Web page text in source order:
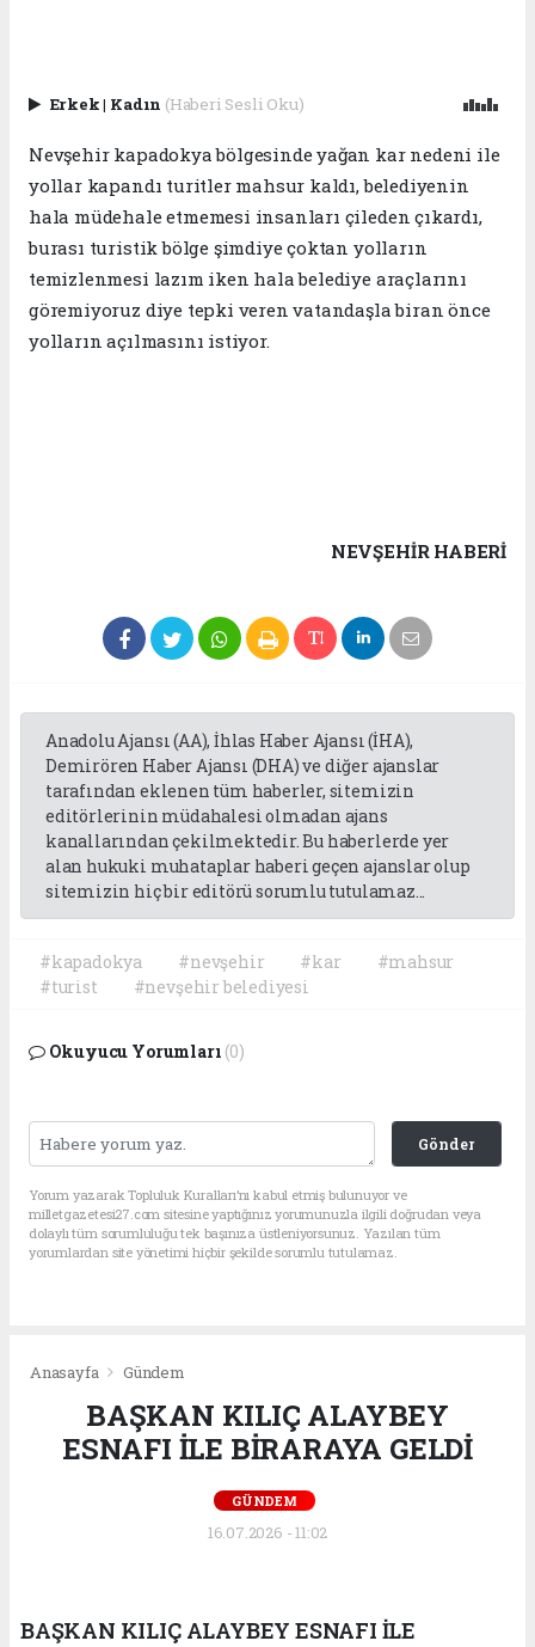
Erkek| Kadın (Haberi Sesli Oku)
Nevşehir kapadokya bölgesinde yağan kar nedeni ile
yollar kapandı turitler mahsur kaldı, belediyenin
hala müdehale etmemesi insanları çileden çıkardı,
burası turistik bölge şimdiye çoktan yolların
temizlenmesi lazım iken hala belediye araçlarını
göremiyoruz diye tepki veren vatandaşla biran önce
yolların açılmasını istiyor.
NEVŞEHIR HABERİ
Anadolu Ajansı (AA), İhlas Haber Ajansı (İHA),
Demirören Haber Ajansı (DHA) ve diğer ajanslar
tarafından eklenen tüm haberler, sitemizin
editörlerinin müdahalesi olmadan ajans
kanallarından çekilmektedir. Bu haberlerde yer
alan hukuki muhataplar haberi geçen ajanslar olup
sitemizin hiç bir editörü sorumlu tutulamaz...
#kapadokya #nevşehir #kar
#mahsur
#turist
#nevşehir belediyesi
Okuyucu Yorumları (0)
Gönder
Yorum yazarak Topluluk Kuralları’nı kabul etmiş bulunuyor ve
milletgazetesi27.com sitesine yaptığınız yorumunuzla ilgili doğrudan veya
dolaylı tüm sorumluluğu tek başınıza üstleniyorsunuz. Yazılan tüm
yorumlardan site yönetimi hiçbir şekilde sorumlu tutulamaz.
Anasayfa Gündem
BAŞKAN KILIÇ ALAYBEY
ESNAFI İLE BİRARAYA GELDİ
GÜNDEM
16.07.2026 - 11:02
BAŞKAN KILIÇ ALAYBEY ESNAFI İLE